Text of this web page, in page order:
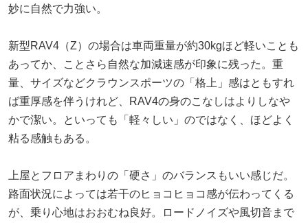
妙に自然で力強い。
新型RAV4（Z）の場合は車両重量が約30kgほど軽いことも
あってか、ことさら自然な加減速感が印象に残った。重
量、サイズなどクラウンスポーツの「格上」感はともすれ
ば重厚感を伴うけれど、RAV4の身のこなしはよりしなや
かで潔い。といっても「軽々しい」のではなく、ほどよく
粘る感触もある。
上屋とフロアまわりの「硬さ」のバランスもいい感じだ。
路面状況によっては若干のヒョコヒョコ感が伝わってくる
が、乗り心地はおおむね良好。ロードノイズや風切音まで